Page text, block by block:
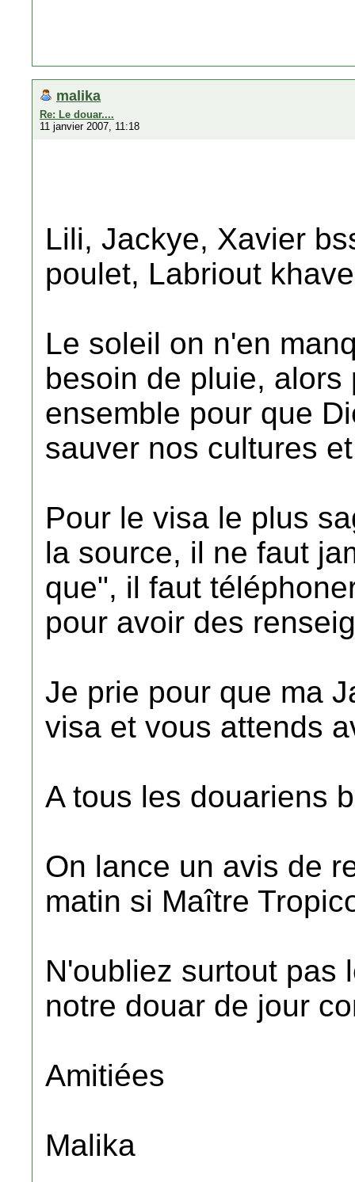
malika
Re: Le douar....
11 janvier 2007, 11:18
Lili, Jackye, Xavier
poulet, Labriout
Le soleil on n'en
besoin de pluie,
ensemble pour que
sauver nos cultures
Pour le visa le plus
la source, il ne faut
que", il faut
pour avoir des
Je prie pour que ma
visa et vous attends
A tous les douariens
On lance un avis de
matin si Maître
N'oubliez surtout pas
notre douar de jour
Amitiées
Malika